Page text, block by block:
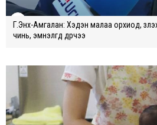
Г.Энх-Амгалан: Хэдэн малаа орхиод,
чинь, эмнэлгүүд дүүрчээ